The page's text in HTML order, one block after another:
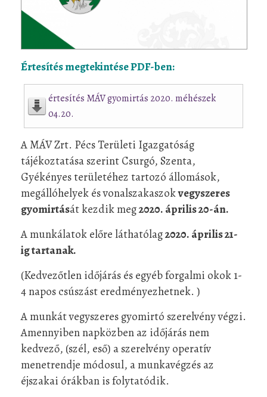
Értesítés megtekintése PDF-ben:
értesítés MÁV gyomirtás 2020. méhészek
04.20.
A MÁV Zrt. Pécs Területi Igazgatóság
tájékoztatása szerint Csurgó, Szenta,
Gyékényes területéhez tartozó állomások,
megállóhelyek és vonalszakaszokvegyszeres
gyomirtását kezdik meg2020. április 20-án.
A munkálatok előre láthatólag2020. április 21-
ig tartanak.
(Kedvezőtlen időjárás és egyéb forgalmi okok 1-
4 napos csúszást eredményezhetnek. )
A munkát vegyszeres gyomirtó szerelvény végzi.
Amennyiben napközben az időjárás nem
kedvező, (szél, eső) a szerelvény operatív
menetrendje módosul, a munkavégzés az
éjszakai órákban is folytatódik.